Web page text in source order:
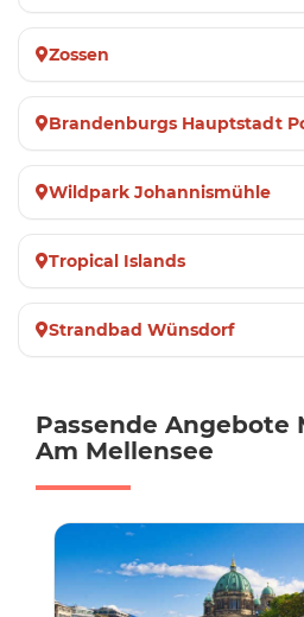
Zossen
Brandenburgs Hauptstadt
Wildpark Johannismühle
Tropical Islands
Strandbad Wünsdorf
Passende Angebote
Am Mellensee